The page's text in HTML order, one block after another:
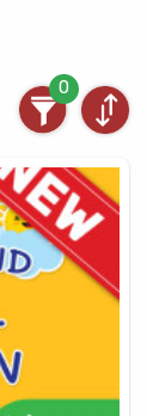
0